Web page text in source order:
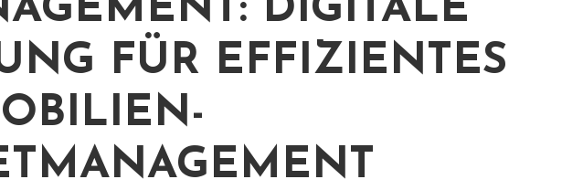
DIGITALE
FÜR EFFIZIENTES